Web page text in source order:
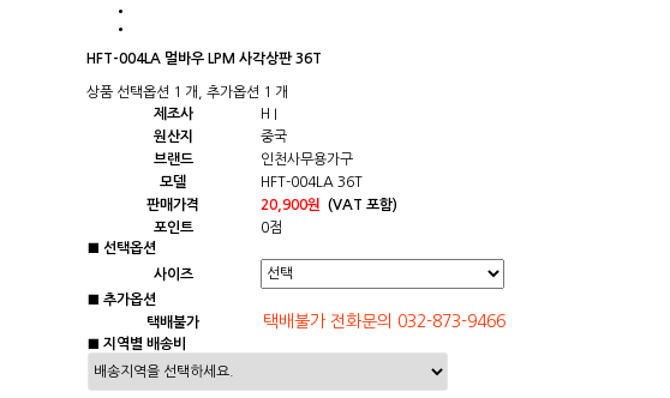
HFT-004LA 멀바우 LPM 사각상판 36T
상품 선택옵션 1 개, 추가옵션 1 개
제조사
H I
원산지
중국
브랜드
인천사무용가구
모델
HFT-004LA 36T
판매가격
20,900원
(VAT 포함)
포인트
0점
■ 선택옵션
사이즈
■ 추가옵션
택배불가
■ 지역별 배송비